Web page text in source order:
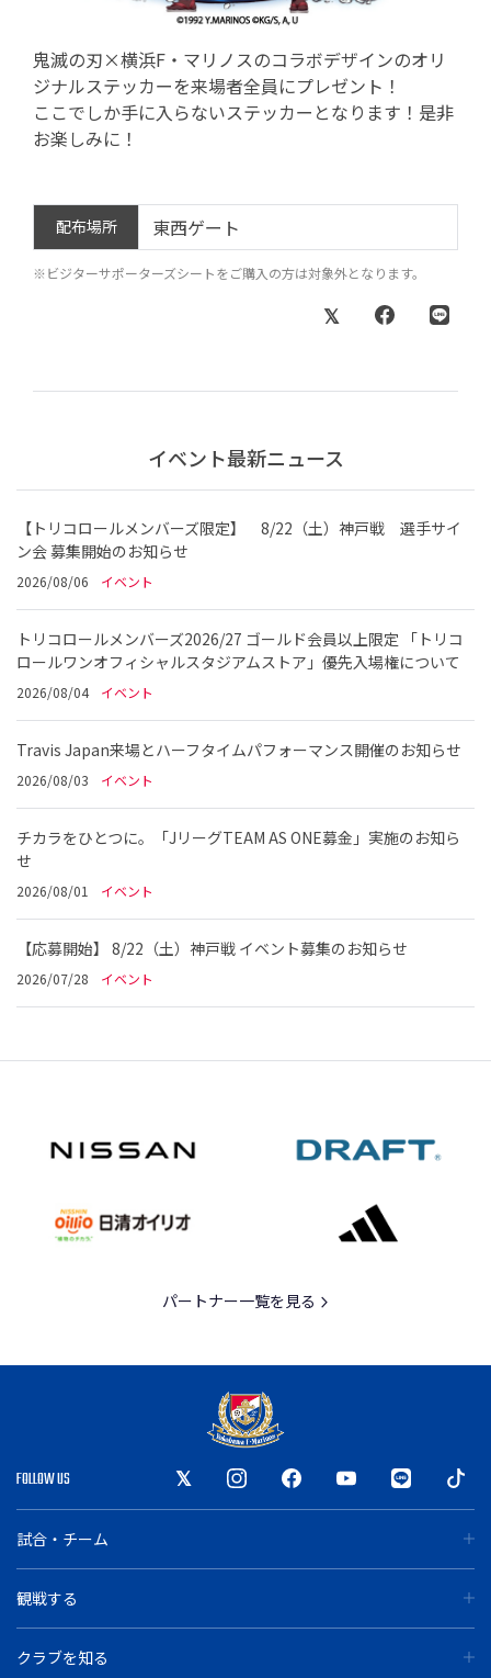
鬼滅の刃×横浜F・マリノスのコラボデザインのオリ
ジナルステッカーを来場者全員にプレゼント！
ここでしか手に入らないステッカーとなります！是非
お楽しみに！
配布場所 東西ゲート
※ビジターサポーターズシートをご購入の方は対象外となります。
イベント最新ニュース
【トリコロールメンバーズ限定】 8/22（土）神戸戦 選手サイ
ン会 募集開始のお知らせ
2026/08/06 イベント
トリコロールメンバーズ2026/27 ゴールド会員以上限定 「トリコ
ロールワンオフィシャルスタジアムストア」優先入場権について
2026/08/04 イベント
Travis Japan来場とハーフタイムパフォーマンス開催のお知らせ
2026/08/03 イベント
チカラをひとつに。「JリーグTEAM AS ONE募金」実施のお知ら
せ
2026/08/01 イベント
【応募開始】 8/22（土）神戸戦 イベント募集のお知らせ
2026/07/28 イベント
パートナー一覧を見る
FOLLOW US
試合・チーム
観戦する
クラブを知る